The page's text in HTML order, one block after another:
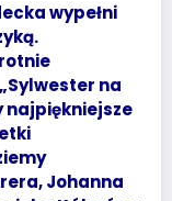
wypełni
na
najpiękniejsze
Johanna